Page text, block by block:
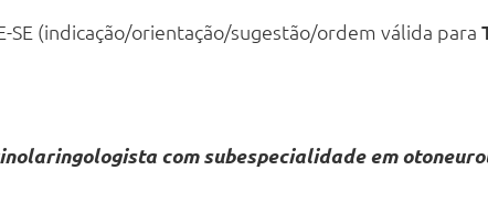
SE (indicação/orientação/sugestão/ordem válida para
com subespecialidade em